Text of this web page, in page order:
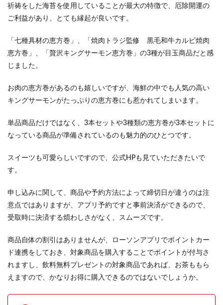
祈祷をした海苔を使用していることが最大の特徴で、厄除開運の
ご利益があり、とても縁起が良いです。
「七種具材の恵方巻」、「焼肉トラジ監修 黒毛和牛カルビ焼肉
恵方巻」、「贅沢キングサーモン恵方巻」の3種が目玉商品だと感
じました。
お肉の恵方巻があるのも嬉しいですが、海鮮の中でも人気の高い
キングサーモンがたっぷりの恵方巻にも惹かれてしまいます。
単品商品だけではなく、3本セットや3種類の恵方巻が3本セットに
なっている商品が準備されているのも魅力的のひとつです。
スイーツも可愛らしいですので、公式HPも見ていただきたいで
す。
申し込みに関して、商品や予約方法によって締切日が違うのは注
意点ではありますが、アプリ予約ですと事前決済ができるので、
受取時に決済する煩わしさがなく、スムーズです。
商品自体の割引はありませんが、ローソンアプリでポイントカー
ド連携をしておき、対象商品を購入することでポイントが付与さ
れますし、飲料無料プレゼントの対象商品であれば、お茶ももら
えますので、かなりお得に購入できるのではないでしょうか。